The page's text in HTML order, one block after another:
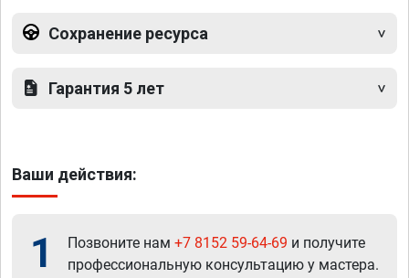
Сохранение ресурса
Гарантия 5 лет
Ваши действия:
1 Позвоните нам +7 8152 59-64-69 и получите
профессиональную консультацию у мастера.